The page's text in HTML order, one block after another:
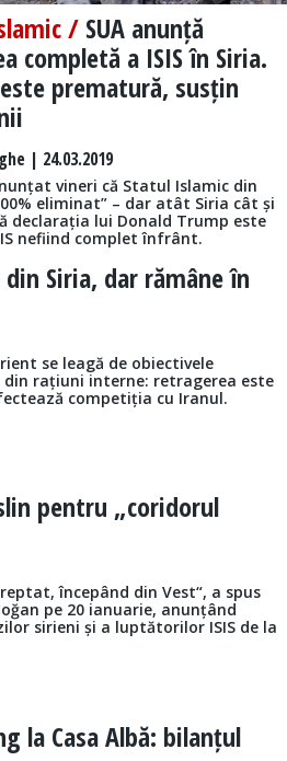
/ SUA anunță
completă a ISIS în Siria.
prematură, susțin
| 24.03.2019
vineri că Statul Islamic din
eliminat” – dar atât Siria cât și
declarația lui Donald Trump este
nefiind complet înfrânt.
Siria, dar rămâne în
se leagă de obiectivele
rațiuni interne: retragerea este
competiția cu Iranul.
pentru „coridorul
începând din Vest“, a spus
pe 20 ianuarie, anunțând
sirieni și a luptătorilor ISIS de la
la Casa Albă: bilanțul